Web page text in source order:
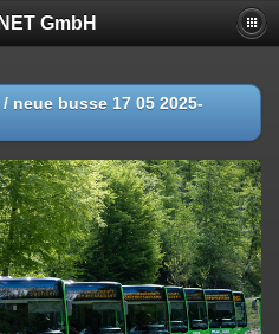
GmbH
/ neue busse 17 05 2025-